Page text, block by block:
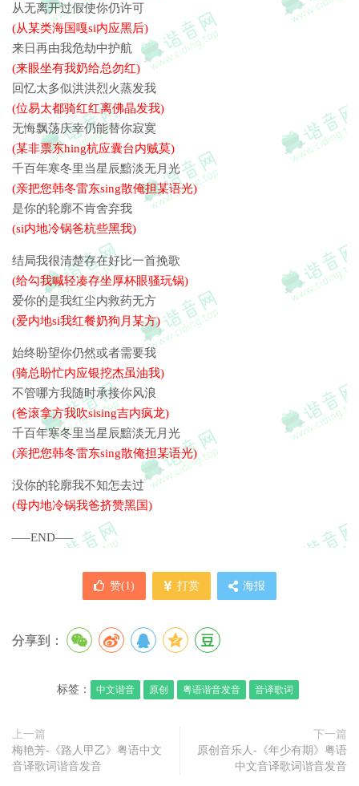
从无离开过假使你仍许可
(从某类海国嘎si内应黑后)
来日再由我危劫中护航
(来眼坐有我奶给总勿红)
回忆太多似洪洪烈火蒸发我
(位易太都骑红红离佛晶发我)
无悔飘荡庆幸仍能替你寂寞
(某非票东hing杭应囊台内贼莫)
千百年寒冬里当星辰黯淡无月光
(亲把您韩冬雷东sing散俺担某语光)
是你的轮廓不肯舍弃我
(si内地冷锅爸杭些黑我)
结局我很清楚存在好比一首挽歌
(给勾我喊轻凑存坐厚杯眼骚玩锅)
爱你的是我红尘内救药无方
(爱内地si我红餐奶狗月某方)
始终盼望你仍然或者需要我
(骑总盼忙内应银挖杰虽油我)
不管哪方我随时承接你风浪
(爸滚拿方我吹sising吉内疯龙)
千百年寒冬里当星辰黯淡无月光
(亲把您韩冬雷东sing散俺担某语光)
没你的轮廓我不知怎去过
(母内地冷锅我爸挤赞黑国)
—–END—–
赞(1 ) 打赏 海报
分享到：
标签： 中文谐音 原创 粤语谐音发音 音译歌词
上一篇
梅艳芳-《路人甲乙》粤语中文
音译歌词谐音发音
下一篇
原创音乐人-《年少有期》粤语
中文音译歌词谐音发音